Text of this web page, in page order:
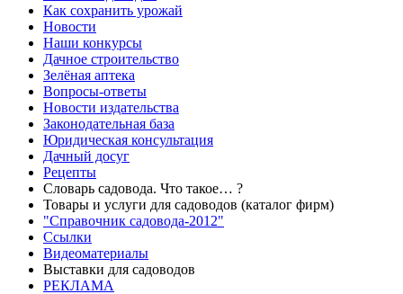
Как сохранить урожай
Новости
Наши конкурсы
Дачное строительство
Зелёная аптека
Вопросы-ответы
Новости издательства
Законодательная база
Юридическая консультация
Дачный досуг
Рецепты
Словарь садовода. Что такое… ?
Товары и услуги для садоводов (каталог фирм)
"Справочник садовода-2012"
Ссылки
Видеоматериалы
Выставки для садоводов
РЕКЛАМА